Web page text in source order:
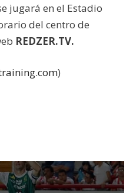
jugará en el Estadio
del centro de
REDZER.TV.
)